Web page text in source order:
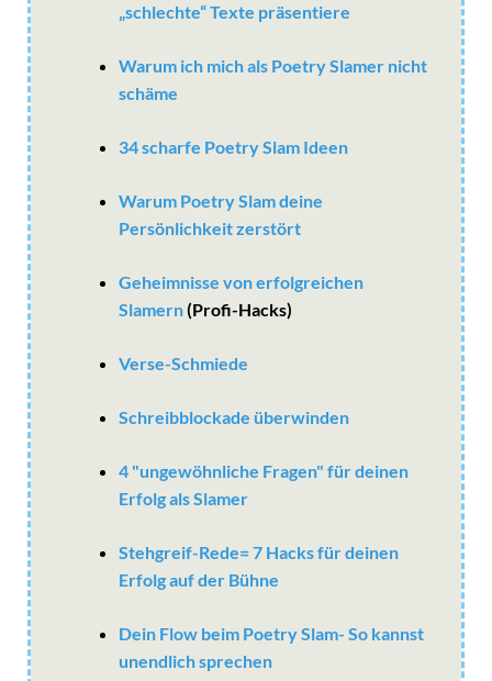
„schlechte“ Texte präsentiere
Warum ich mich als Poetry Slamer nicht
schäme
34 scharfe Poetry Slam Ideen
Warum Poetry Slam deine
Persönlichkeit zerstört
Geheimnisse von erfolgreichen
Slamern(Profi-Hacks)
Verse-Schmiede
Schreibblockade überwinden
4 "ungewöhnliche Fragen" für deinen
Erfolg als Slamer
Stehgreif-Rede= 7 Hacks für deinen
Erfolg auf der Bühne
Dein Flow beim Poetry Slam- So kannst
unendlich sprechen